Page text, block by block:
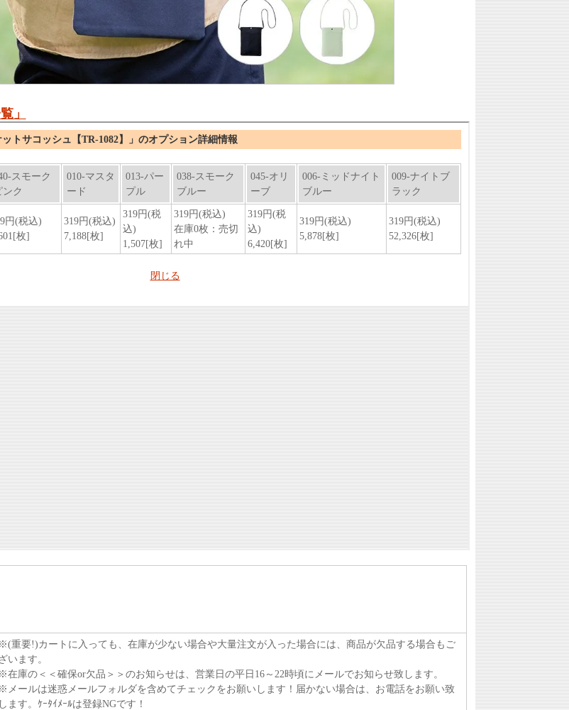
」
※(重要!)カートに入っても、在庫が少ない場合や大量注文が入った場合には、商品が欠品する場合もご
います。
※在庫の＜＜確保or欠品＞＞のお知らせは、営業日の平日16～22時頃にメールでお知らせ致します。
※メールは迷惑メールフォルダを含めてチェックをお願いします！届かない場合は、お電話をお願い致
します。ｹｰﾀｲﾒｰﾙは登録NGです！